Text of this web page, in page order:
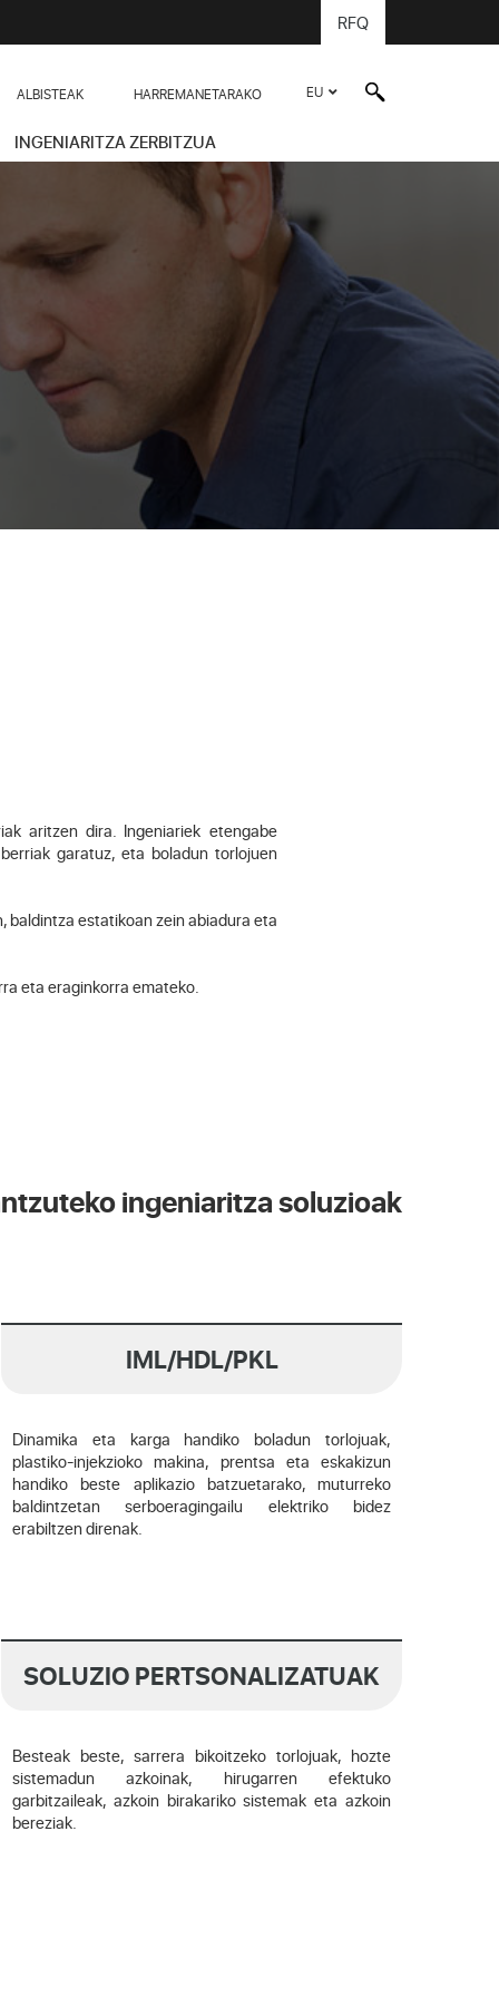
RFQ
EU
ALBISTEAK HARREMANETARAKO
INGENIARITZA ZERBITZUA
aritzen dira. Ingeniariek etengabe
garatuz, eta boladun torlojuen
baldintza estatikoan zein abiadura eta
eta eraginkorra emateko.
ingeniaritza soluzioak
IML/HDL/PKL
Dinamika eta karga handiko boladun torlojuak,
plastiko-injekzioko makina, prentsa eta eskakizun
handiko beste aplikazio batzuetarako, muturreko
baldintzetan serboeragingailu elektriko bidez
erabiltzen direnak.
SOLUZIO PERTSONALIZATUAK
Besteak beste, sarrera bikoitzeko torlojuak, hozte
sistemadun azkoinak, hirugarren efektuko
garbitzaileak, azkoin birakariko sistemak eta azkoin
bereziak.